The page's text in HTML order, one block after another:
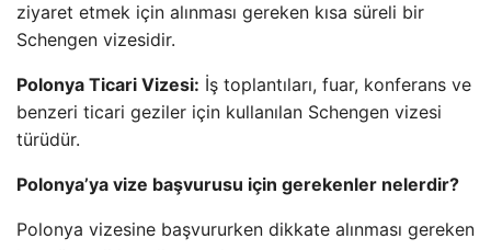
ziyaret etmek için alınması gereken kısa süreli bir
Schengen vizesidir.
Polonya Ticari Vizesi: İş toplantıları, fuar, konferans ve
benzeri ticari geziler için kullanılan Schengen vizesi
türüdür.
Polonya’ya vize başvurusu için gerekenler nelerdir?
Polonya vizesine başvururken dikkate alınması gereken